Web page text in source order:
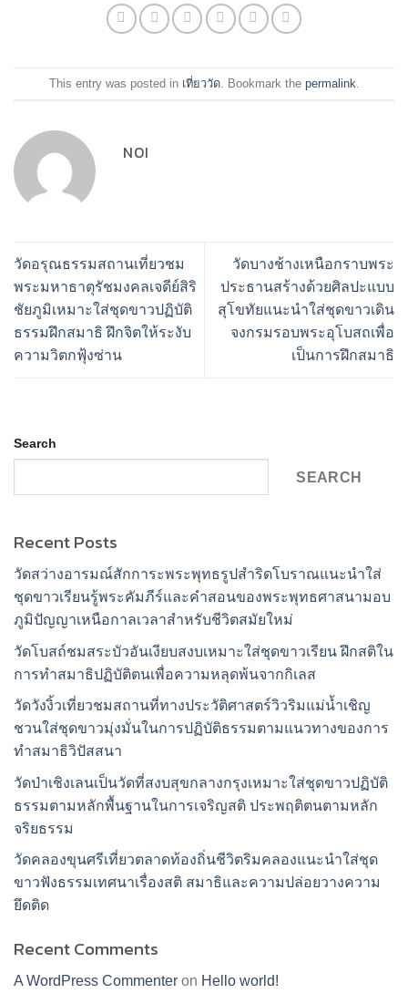
This entry was posted in เที่ยววัด. Bookmark the permalink
NOI
วัดอรุณธรรมสถานเที่ยวชม
พระมหาธาตุรัชมงคลเจดีย์สิริ
ชัยภูมิเหมาะใส่ชุดขาวปฏิบัติ
ธรรมฝึกสมาธิ ฝึกจิตให้ระงับ
ความวิตกฟุ้งซ่าน
วัดบางช้างเหนือกราบพระ
ประธานสร้างด้วยศิลปะแบบ
สุโขทัยแนะนำใส่ชุดขาวเดิน
จงกรมรอบพระอุโบสถเพื่อ
เป็นการฝึกสมาธิ
Search
SEARCH
Recent Posts
วัดสว่างอารมณ์สักการะพระพุทธรูปสำริดโบราณแนะนำใส่
ชุดขาวเรียนรู้พระคัมภีร์และคำสอนของพระพุทธศาสนามอบ
ภูมิปัญญาเหนือกาลเวลาสำหรับชีวิตสมัยใหม่
วัดโบสถ์ชมสระบัวอันเงียบสงบเหมาะใส่ชุดขาวเรียน ฝึกสติใน
การทำสมาธิปฏิบัติตนเพื่อความหลุดพ้นจากกิเลส
วัดวังงิ้วเที่ยวชมสถานที่ทางประวัติศาสตร์วิวริมแม่น้ำเชิญ
ชวนใส่ชุดขาวมุ่งมั่นในการปฏิบัติธรรมตามแนวทางของการ
ทำสมาธิวิปัสสนา
วัดป่าเชิงเลนเป็นวัดที่สงบสุขกลางกรุงเหมาะใส่ชุดขาวปฏิบัติ
ธรรมตามหลักพื้นฐานในการเจริญสติ ประพฤติตนตามหลัก
จริยธรรม
วัดคลองขุนศรีเที่ยวตลาดท้องถิ่นชีวิตริมคลองแนะนำใส่ชุด
ขาวฟังธรรมเทศนาเรื่องสติ สมาธิและความปล่อยวางความ
ยึดติด
Recent Comments
A WordPress Commenter on Hello world!